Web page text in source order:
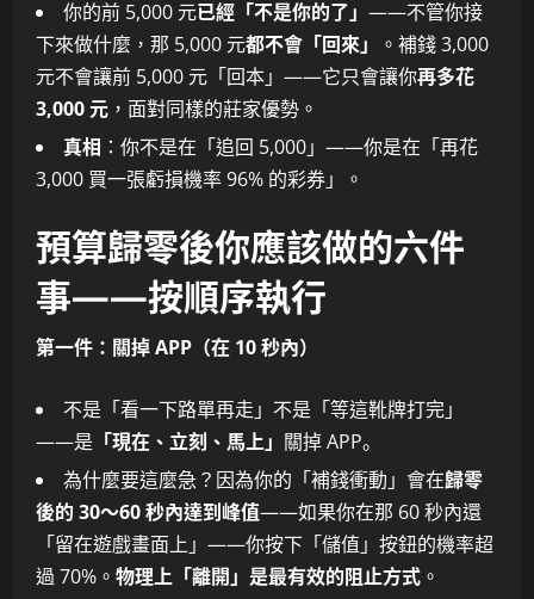
你的前 5,000 元已經「不是你的了」 ——不管你接
下來做什麼，那 5,000 元都不會「回來」
。補錢 3,000
元不會讓前 5,000 元「回本」——它只會讓你再多花
3,000 元 ，面對同樣的莊家優勢。
真相 ：你不是在「追回 5,000」——你是在「再花
3,000 買一張虧損機率 96% 的彩券」。
預算歸零後你應該做的六件
事——按順序執行
第一件：關掉 APP（在 10 秒內）
不是「看一下路單再走」不是「等這靴牌打完」
——是 「現在、立刻、馬上」 關掉 APP。
為什麼要這麼急？因為你的「補錢衝動」會在歸零
後的 30～60 秒內達到峰值——如果你在那 60 秒內還
「留在遊戲畫面上」——你按下「儲值」按鈕的機率超
過 70%。 物理上「離開」是最有效的阻止方式 。